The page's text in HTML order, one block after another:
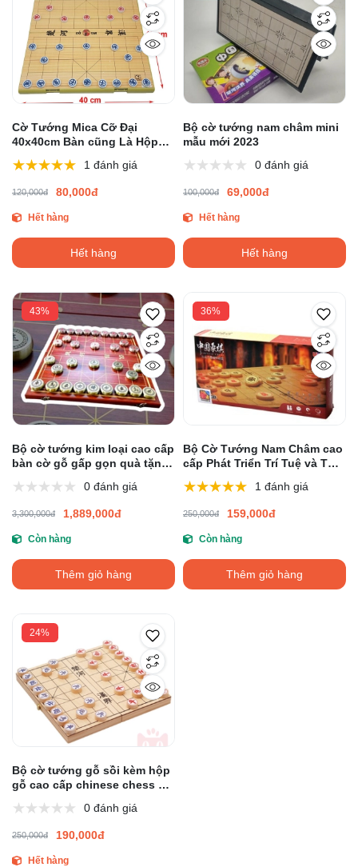
Cờ Tướng Mica Cỡ Đại
40x40cm Bàn cũng Là Hộp
1 đánh giá
120,000đ 80,000đ
Hết hàng
Hết hàng
Bộ cờ tướng nam châm mini
mẫu mới 2023
0 đánh giá
100,000đ 69,000đ
Hết hàng
Hết hàng
43%
Bộ cờ tướng kim loại cao cấp
bàn cờ gỗ gấp gọn quà tặng
0 đánh giá
3,300,000đ 1,889,000đ
Còn hàng
Thêm giỏ hàng
36%
Bộ Cờ Tướng Nam Châm cao
cấp Phát Triển Trí Tuệ và Tư
1 đánh giá
250,000đ 159,000đ
Còn hàng
Thêm giỏ hàng
24%
Bộ cờ tướng gỗ sồi kèm hộp
gỗ cao cấp chinese chess gỗ
đi
0 đánh giá
250,000đ 190,000đ
Hết hàng